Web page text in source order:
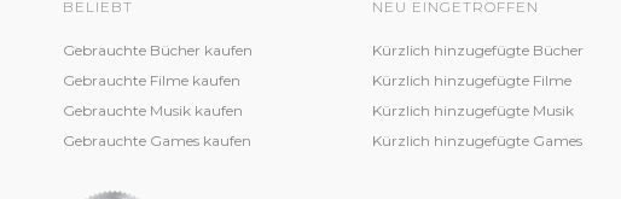
BELIEBT
Gebrauchte Bücher kaufen
Gebrauchte Filme kaufen
Gebrauchte Musik kaufen
Gebrauchte Games kaufen
NEU EINGETROFFEN
Kürzlich hinzugefügte Bücher
Kürzlich hinzugefügte Filme
Kürzlich hinzugefügte Musik
Kürzlich hinzugefügte Games